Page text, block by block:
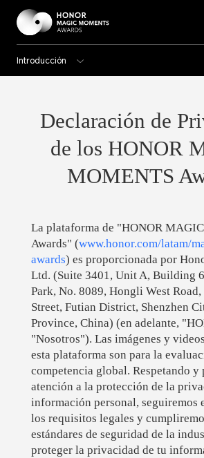
Introducción
Declaración de
de los HONOR
MOMENTS
La plataforma de "HONOR
Awards" (www.honor.com/latam/
awards) es proporcionada por
Ltd. (Suite 3401, Unit A, Building
Park, No. 8089, Hongli West
Street, Futian District, Shenzhen
Province, China) (en adelante,
"Nosotros"). Las imágenes y
esta plataforma son para la
competencia global. Respetando y
atención a la protección de la
información personal, seguiremos
los requisitos legales y
estándares de seguridad de la
proteger la privacidad de tu